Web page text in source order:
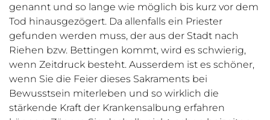
genannt und so lange wie möglich bis kurz vor dem
Tod hinausgezögert. Da allenfalls ein Priester
gefunden werden muss, der aus der Stadt nach
Riehen bzw. Bettingen kommt, wird es schwierig,
wenn Zeitdruck besteht. Ausserdem ist es schöner,
wenn Sie die Feier dieses Sakraments bei
Bewusstsein miterleben und so wirklich die
stärkende Kraft der Krankensalbung erfahren